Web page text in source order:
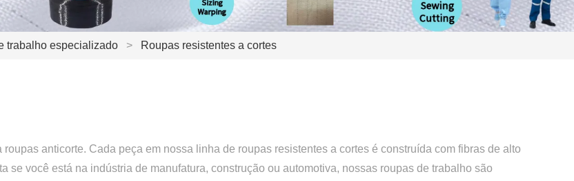
trabalho especializado > Roupas resistentes a cortes
anticorte. Cada peça em nossa linha de roupas resistentes a cortes é construída com fibras de alto
se você está na indústria de manufatura, construção ou automotiva, nossas roupas de trabalho são